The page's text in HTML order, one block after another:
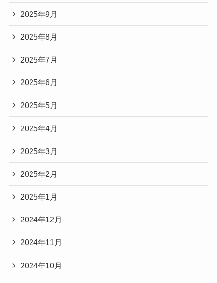
2025年9月
2025年8月
2025年7月
2025年6月
2025年5月
2025年4月
2025年3月
2025年2月
2025年1月
2024年12月
2024年11月
2024年10月